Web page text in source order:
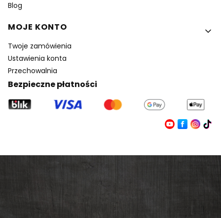
Blog
MOJE KONTO
Twoje zamówienia
Ustawienia konta
Przechowalnia
Bezpieczne płatności